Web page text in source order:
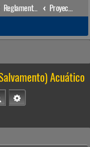
Reglamentos Nacionales
Acuático
BuscarBúsqueda avanzada